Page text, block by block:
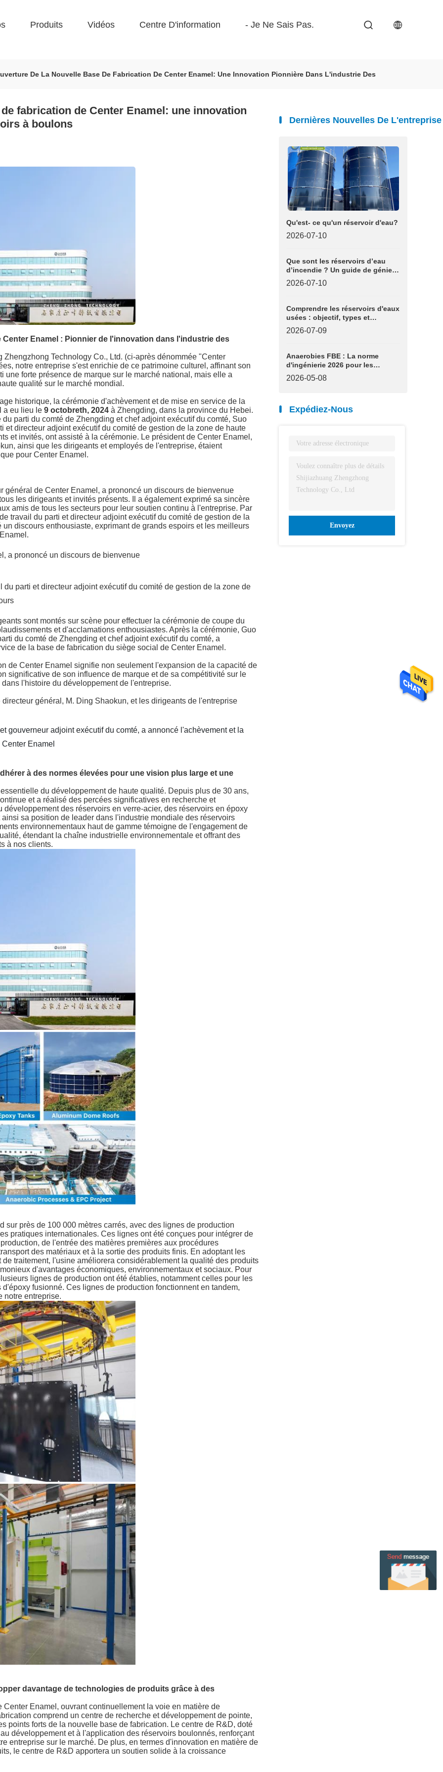
Produits Vidéos Centre D'information - Je Ne Sais Pas.
De La Nouvelle Base De Fabrication De Center Enamel: Une Innovation Pionnière Dans L'industrie Des
fabrication de Center Enamel: une innovation
à boulons
Enamel : Pionnier de l'innovation dans l'industrie des
Technology Co., Ltd. (ci-après dénommée "Center
notre entreprise s'est enrichie de ce patrimoine culturel, affinant son
forte présence de marque sur le marché national, mais elle a
qualité sur le marché mondial.
historique, la cérémonie d'achèvement et de mise en service de la
a eu lieu le 9 octobreth, 2024 à Zhengding, dans la province du Hebei.
parti du comté de Zhengding et chef adjoint exécutif du comté, Suo
directeur adjoint exécutif du comité de gestion de la zone de haute
et invités, ont assisté à la cérémonie. Le président de Center Enamel,
ainsi que les dirigeants et employés de l'entreprise, étaient
pour Center Enamel.
général de Center Enamel, a prononcé un discours de bienvenue
les dirigeants et invités présents. Il a également exprimé sa sincère
amis de tous les secteurs pour leur soutien continu à l'entreprise. Par
travail du parti et directeur adjoint exécutif du comité de gestion de la
discours enthousiaste, exprimant de grands espoirs et les meilleurs
a prononcé un discours de bienvenue
parti et directeur adjoint exécutif du comité de gestion de la zone de
sont montés sur scène pour effectuer la cérémonie de coupe du
et d'acclamations enthousiastes. Après la cérémonie, Guo
du comté de Zhengding et chef adjoint exécutif du comté, a
de la base de fabrication du siège social de Center Enamel.
de Center Enamel signifie non seulement l'expansion de la capacité de
significative de son influence de marque et de sa compétitivité sur le
l'histoire du développement de l'entreprise.
général, M. Ding Shaokun, et les dirigeants de l'entreprise
gouverneur adjoint exécutif du comté, a annoncé l'achèvement et la
Enamel
à des normes élevées pour une vision plus large et une
du développement de haute qualité. Depuis plus de 30 ans,
et a réalisé des percées significatives en recherche et
des réservoirs en verre-acier, des réservoirs en époxy
sa position de leader dans l'industrie mondiale des réservoirs
environnementaux haut de gamme témoigne de l'engagement de
étendant la chaîne industrielle environnementale et offrant des
à nos clients.
près de 100 000 mètres carrés, avec des lignes de production
pratiques internationales. Ces lignes ont été conçues pour intégrer de
de l'entrée des matières premières aux procédures
des matériaux et à la sortie des produits finis. En adoptant les
traitement, l'usine améliorera considérablement la qualité des produits
d'avantages économiques, environnementaux et sociaux. Pour
lignes de production ont été établies, notamment celles pour les
fusionné. Ces lignes de production fonctionnent en tandem,
notre entreprise.
davantage de technologies de produits grâce à des
Enamel, ouvrant continuellement la voie en matière de
comprend un centre de recherche et développement de pointe,
points forts de la nouvelle base de fabrication. Le centre de R&D, doté
développement et à l'application des réservoirs boulonnés, renforçant
entreprise sur le marché. De plus, en termes d'innovation en matière de
le centre de R&D apportera un soutien solide à la croissance
Dernières Nouvelles De L'entreprise
Qu'est- ce qu'un réservoir d'eau?
2026-07-10
Que sont les réservoirs d’eau
d’incendie ? Un guide de génie
industriel
2026-07-10
Comprendre les réservoirs d'eaux
usées : objectif, types et
éléments essentiels de
l'ingénierie
2026-07-09
Anaerobies FBE : La norme
d'ingénierie 2026 pour les
infrastructures de biogaz
2026-05-08
Expédiez-Nous
Envoyez
un message Nous vous rappellerons
bientôt !
Soumettez